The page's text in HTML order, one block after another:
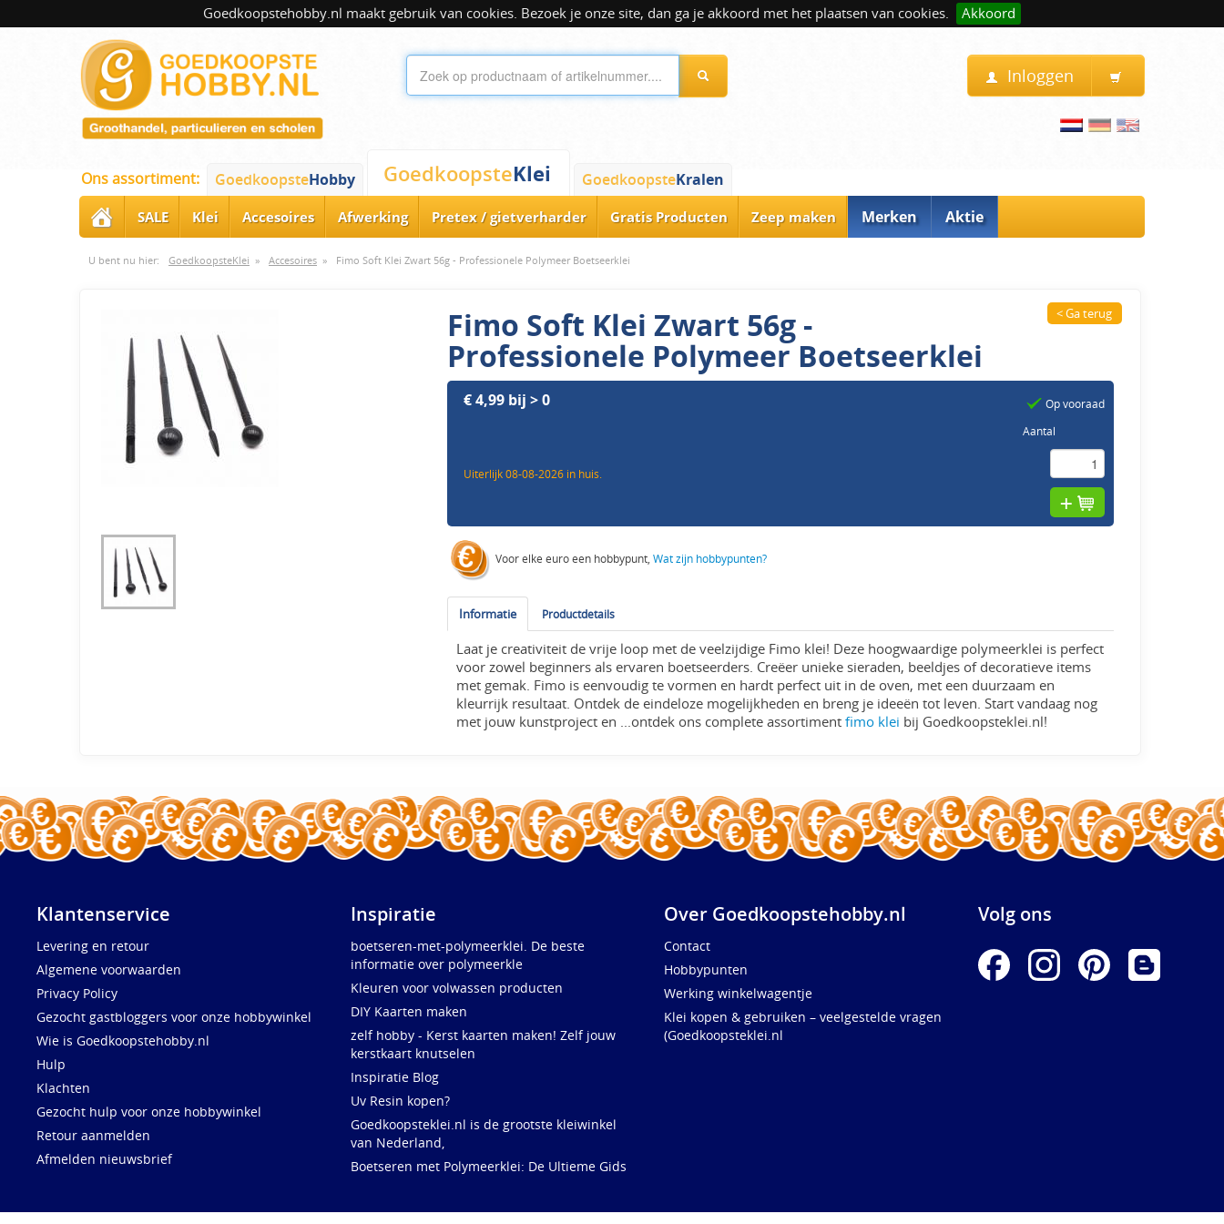
Goedkoopstehobby.nl maakt gebruik van cookies. Bezoek je onze site, dan ga je akkoord met het plaatsen van cookies. Akkoord
Inloggen
Ons assortiment: GoedkoopsteHobby GoedkoopsteKlei GoedkoopsteKralen
SALE Klei Accesoires Afwerking Pretex / gietverharder Gratis Producten Zeep maken Merken Aktie
U bent nu hier: GoedkoopsteKlei » Accesoires » Fimo Soft Klei Zwart 56g - Professionele Polymeer Boetseerklei
Fimo Soft Klei Zwart 56g -
Professionele Polymeer Boetseerklei
< Ga terug
€ 4,99 bij > 0
Uiterlijk 08-08-2026 in huis.
Op vooraad
Aantal
Voor elke euro een hobbypunt,Wat zijn hobbypunten?
Informatie Productdetails
Laat je creativiteit de vrije loop met de veelzijdige Fimo klei! Deze hoogwaardige polymeerklei is perfect
voor zowel beginners als ervaren boetseerders. Creëer unieke sieraden, beeldjes of decoratieve items
met gemak. Fimo is eenvoudig te vormen en hardt perfect uit in de oven, met een duurzaam en
kleurrijk resultaat. Ontdek de eindeloze mogelijkheden en breng je ideeën tot leven. Start vandaag nog
met jouw kunstproject en ...ontdek ons complete assortimentfimo klei bij Goedkoopsteklei.nl!
Klantenservice
Levering en retour
Algemene voorwaarden
Privacy Policy
Gezocht gastbloggers voor onze hobbywinkel
Wie is Goedkoopstehobby.nl
Hulp
Klachten
Gezocht hulp voor onze hobbywinkel
Retour aanmelden
Afmelden nieuwsbrief
Inspiratie
boetseren-met-polymeerklei. De beste
informatie over polymeerkle
Kleuren voor volwassen producten
DIY Kaarten maken
zelf hobby - Kerst kaarten maken! Zelf jouw
kerstkaart knutselen
Inspiratie Blog
Uv Resin kopen?
Goedkoopsteklei.nl is de grootste kleiwinkel
van Nederland,
Boetseren met Polymeerklei: De Ultieme Gids
Over Goedkoopstehobby.nl
Contact
Hobbypunten
Werking winkelwagentje
Klei kopen & gebruiken – veelgestelde vragen
(Goedkoopsteklei.nl
Volg ons